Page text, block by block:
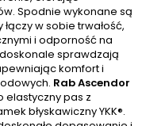
Spodnie wykonane są
w sobie trwałość,
i odporność na
doskonale sprawdzają
komfort i
Rab Ascendor
elastyczny pas z
błyskawiczny YKK®.